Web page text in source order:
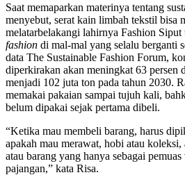
Saat memaparkan materinya tentang
menyebut, serat kain limbah tekstil bisa
melatarbelakangi lahirnya Fashion
fashion di mal-mal yang selalu berganti
data The Sustainable Fashion Forum,
diperkirakan akan meningkat 63 persen
menjadi 102 juta ton pada tahun 2030.
memakai pakaian sampai tujuh kali,
belum dipakai sejak pertama dibeli.
“Ketika mau membeli barang, harus
apakah mau merawat, hobi atau koleksi,
atau barang yang hanya sebagai
pajangan,” kata Risa.